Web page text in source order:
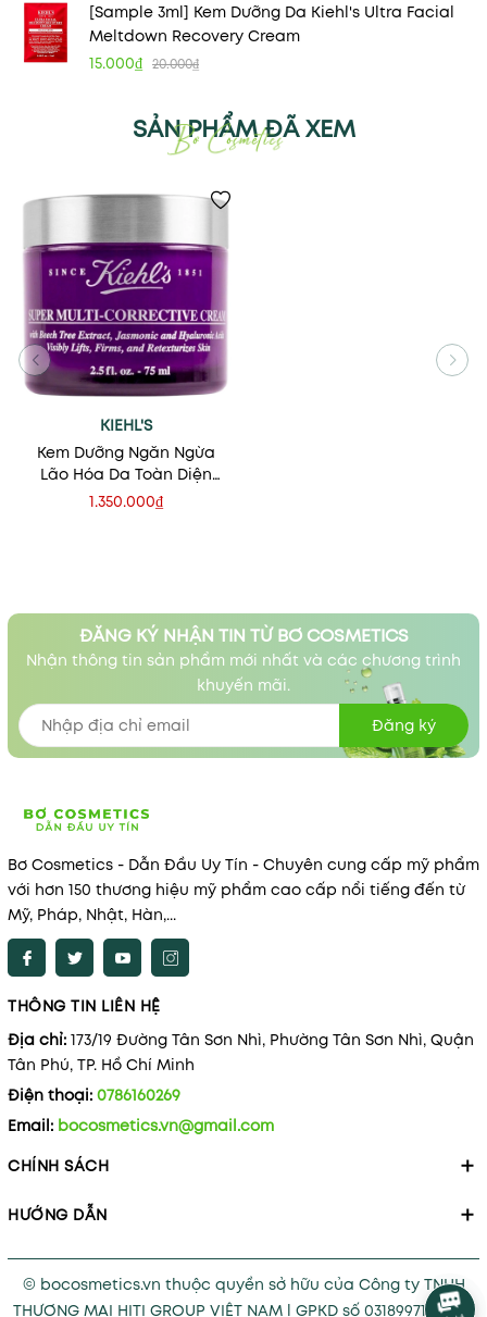
[Sample 3ml] Kem Dưỡng Da Kiehl's Ultra Facial
Meltdown Recovery Cream
15.000₫ 20.000₫
SẢN PHẨM ĐÃ XEM
KIEHL'S
Kem Dưỡng Ngăn Ngừa
Lão Hóa Da Toàn Diện
Kiehl's Super Multi-
1.350.000₫
ĐĂNG KÝ NHẬN TIN TỪ BƠ COSMETICS
Nhận thông tin sản phẩm mới nhất và các chương trình
khuyến mãi.
Đăng ký
Bơ Cosmetics - Dẫn Đầu Uy Tín - Chuyên cung cấp mỹ phẩm
với hơn 150 thương hiệu mỹ phẩm cao cấp nổi tiếng đến từ
Mỹ, Pháp, Nhật, Hàn,...
THÔNG TIN LIÊN HỆ
Địa chỉ: 173/19 Đường Tân Sơn Nhì, Phường Tân Sơn Nhì, Quận
Tân Phú, TP. Hồ Chí Minh
Điện thoại: 0786160269
Email: bocosmetics.vn@gmail.com
CHÍNH SÁCH
HƯỚNG DẪN
© bocosmetics.vn thuộc quyền sở hữu của Công ty TNHH
THƯƠNG MẠI HITI GROUP VIỆT NAM l GPKD số 0318997121 cấp